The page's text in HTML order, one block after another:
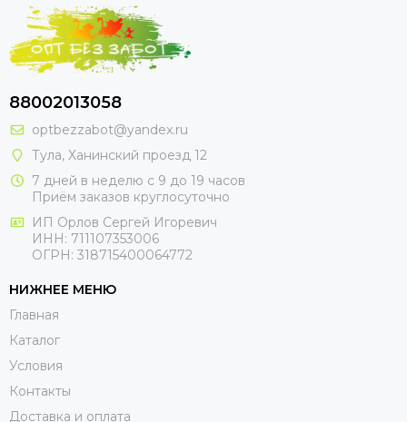
88002013058
optbezzabot@yandex.ru
Тула, Ханинский проезд 12
7 дней в неделю с 9 до 19 часов
Приём заказов круглосуточно
ИП Орлов Сергей Игоревич
ИНН: 711107353006
ОГРН: 318715400064772
НИЖНЕЕ МЕНЮ
Главная
Каталог
Условия
Контакты
Доставка и оплата